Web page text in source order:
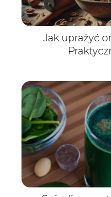
Jak uprażyć